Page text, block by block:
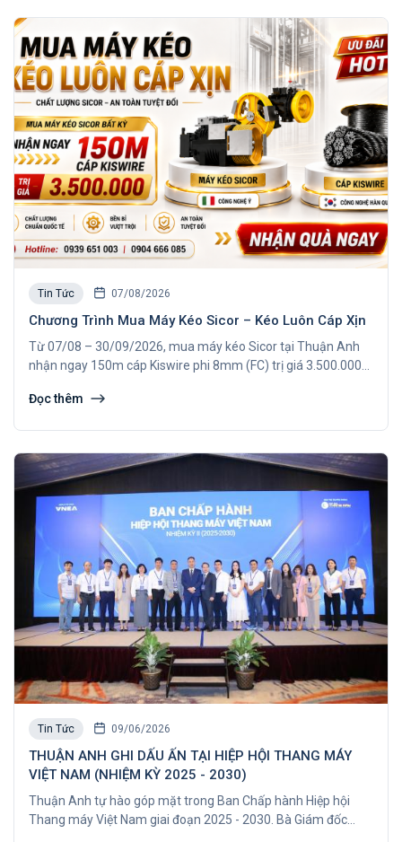
Tin Tức 07/08/2026
Chương Trình Mua Máy Kéo Sicor – Kéo Luôn Cáp Xịn
Từ 07/08 – 30/09/2026, mua máy kéo Sicor tại Thuận Anh
nhận ngay 150m cáp Kiswire phi 8mm (FC) trị giá 3.500.000đ.
Đọc thêm
Tin Tức 09/06/2026
THUẬN ANH GHI DẤU ẤN TẠI HIỆP HỘI THANG MÁY
VIỆT NAM (NHIỆM KỲ 2025 - 2030)
Thuận Anh tự hào góp mặt trong Ban Chấp hành Hiệp hội
Thang máy Việt Nam giai đoạn 2025 - 2030. Bà Giám đốc